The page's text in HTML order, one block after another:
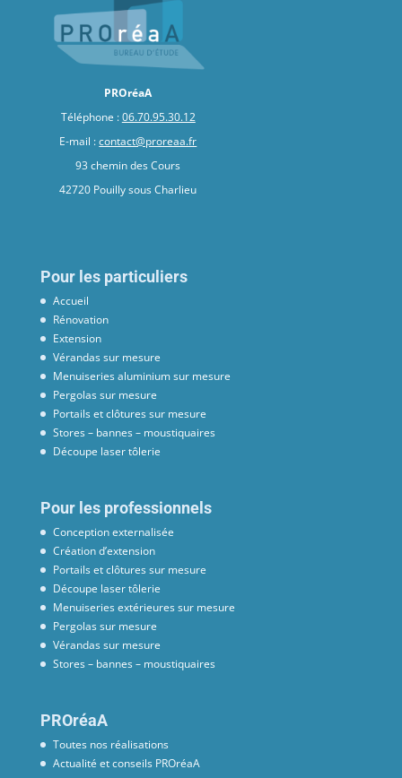
PROréaA
Téléphone :06.70.95.30.12
E-mail :contact@proreaa.fr
93 chemin des Cours
42720 Pouilly sous Charlieu
Pour les particuliers
Accueil
Rénovation
Extension
Vérandas sur mesure
Menuiseries aluminium sur mesure
Pergolas sur mesure
Portails et clôtures sur mesure
Stores – bannes – moustiquaires
Découpe laser tôlerie
Pour les professionnels
Conception externalisée
Création d’extension
Portails et clôtures sur mesure
Découpe laser tôlerie
Menuiseries extérieures sur mesure
Pergolas sur mesure
Vérandas sur mesure
Stores – bannes – moustiquaires
PROréaA
Toutes nos réalisations
Actualité et conseils PROréaA